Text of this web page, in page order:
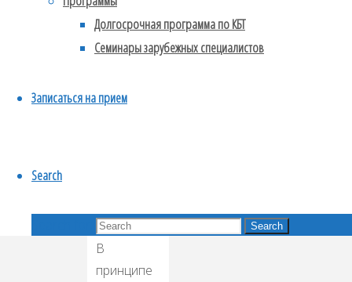
Долгосрочная программа по КБТ
Семинары зарубежных специалистов
Записаться на прием
Search
Search
он/она не
слышит
меня, ему/
наплевать
вариант.
В
принципе